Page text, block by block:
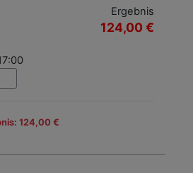
Ergebnis
124,00 €
124,00 €